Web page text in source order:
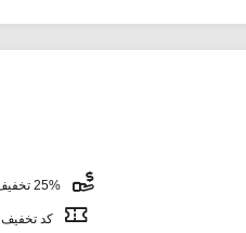
25% تخفیف
کد تخفیف